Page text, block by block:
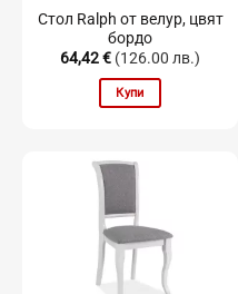
Стол Ralph от велур, цвят
бордо
64,42€ (126.00 лв.)
Купи